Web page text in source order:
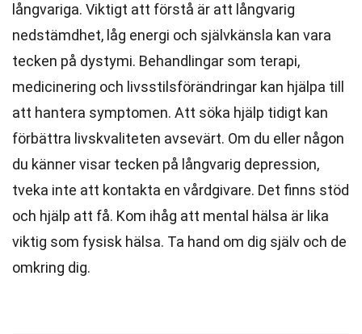
långvariga. Viktigt att förstå är att långvarig
nedstämdhet, låg energi och självkänsla kan vara
tecken på dystymi. Behandlingar som terapi,
medicinering och livsstilsförändringar kan hjälpa till
att hantera symptomen. Att söka hjälp tidigt kan
förbättra livskvaliteten avsevärt. Om du eller någon
du känner visar tecken på långvarig depression,
tveka inte att kontakta en vårdgivare. Det finns stöd
och hjälp att få. Kom ihåg att mental hälsa är lika
viktig som fysisk hälsa. Ta hand om dig själv och de
omkring dig.